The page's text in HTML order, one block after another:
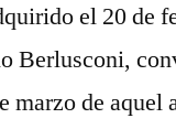
el 20 de
Berlusconi,
marzo de aquel